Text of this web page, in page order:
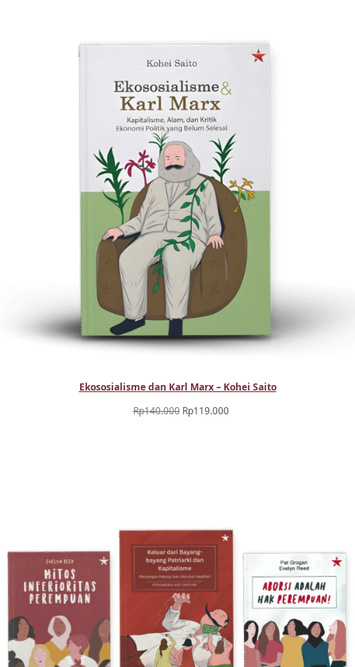
Rp89.250.
Ekososialisme dan Karl Marx – Kohei Saito
Rp140.000 Harga
Rp119.000Harga